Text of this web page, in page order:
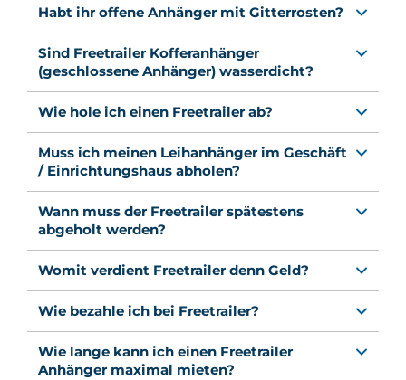
Habt ihr offene Anhänger mit Gitterrosten?
Sind Freetrailer Kofferanhänger
(geschlossene Anhänger) wasserdicht?
Wie hole ich einen Freetrailer ab?
Muss ich meinen Leihanhänger im Geschäft
/ Einrichtungshaus abholen?
Wann muss der Freetrailer spätestens
abgeholt werden?
Womit verdient Freetrailer denn Geld?
Wie bezahle ich bei Freetrailer?
Wie lange kann ich einen Freetrailer
Anhänger maximal mieten?